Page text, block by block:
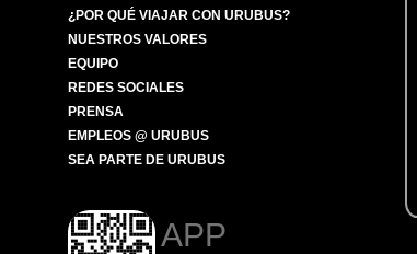
¿POR QUÉ VIAJAR CON URUBUS?
NUESTROS VALORES
EQUIPO
REDES SOCIALES
PRENSA
EMPLEOS @ URUBUS
SEA PARTE DE URUBUS
APP